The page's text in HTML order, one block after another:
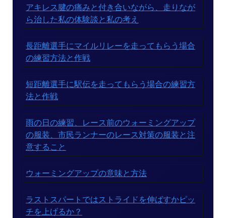
アキレス腱の痛みと付き合いながら、走りなが
ら治した私の体験談と私の考え
長距離選手にマイルリレーを走ってもらう場合
の練習方法と作戦
短距離選手に駅伝を走ってもらう場合の練習方
法と作戦
雨の日の練習、レース前のウォーミングアップ
の服装、市民ランナーのレース対策の服装と注
意すること
ウォーミングアップの意味と方法
ラストスパートではストライドを伸ばすかピッ
チを上げるか？